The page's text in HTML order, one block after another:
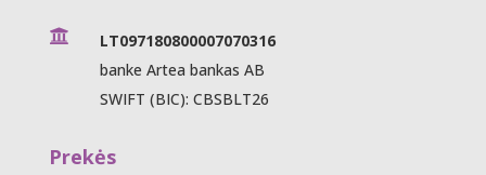

LT097180800007070316
banke Artea bankas AB
SWIFT (BIC): CBSBLT26
Prekės